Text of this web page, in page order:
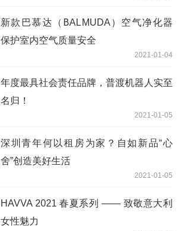
新款巴慕达（BALMUDA）空气净化器
保护室内空气质量安全
2021-01-04
年度最具社会责任品牌，普渡机器人实至
名归！
2021-01-05
深圳青年何以租房为家？自如新品“心
舍”创造美好生活
2021-01-05
HAVVA 2021 春夏系列 —— 致敬意大利
女性魅力